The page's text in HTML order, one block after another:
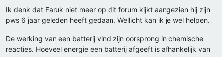
Ik denk dat Faruk niet meer op dit forum kijkt aangezien hij zijn
pws 6 jaar geleden heeft gedaan. Wellicht kan ik je wel helpen.
De werking van een batterij vind zijn oorsprong in chemische
reacties. Hoeveel energie een batterij afgeeft is afhankelijk van